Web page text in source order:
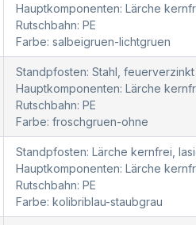
Hauptkomponenten: Lärche
Rutschbahn: PE
Farbe: salbeigruen-lichtgruen
Standpfosten: Stahl, feuerverzinkt
Hauptkomponenten: Lärche
Rutschbahn: PE
Farbe: froschgruen-ohne
Standpfosten: Lärche kernfrei,
Hauptkomponenten: Lärche
Rutschbahn: PE
Farbe: kolibriblau-staubgrau